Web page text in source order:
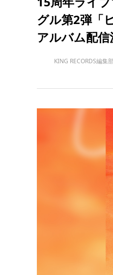
グル第2弾「
アルバム配信
KING RECORDS編集部